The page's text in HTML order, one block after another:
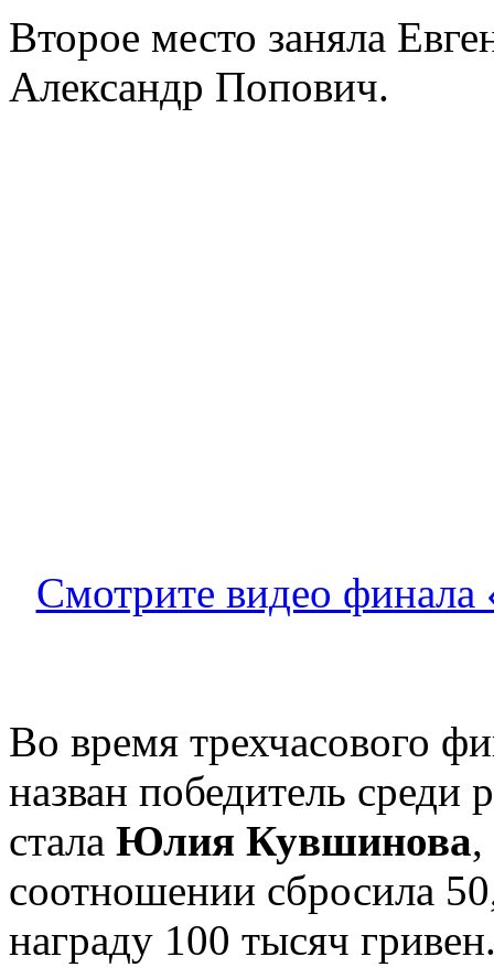
Второе место заняла
Александр Попович.
Смотрите видео финала
Во время трехчасового
назван победитель
стала Юлия Кувшинова,
соотношении сбросила
награду 100 тысяч